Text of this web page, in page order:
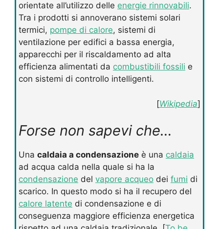
orientate all’utilizzo delle energie rinnovabili.
Tra i prodotti si annoverano sistemi solari
termici, pompe di calore, sistemi di
ventilazione per edifici a bassa energia,
apparecchi per il riscaldamento ad alta
efficienza alimentati da combustibili fossili e
con sistemi di controllo intelligenti.
[Wikipedia]
Forse non sapevi che…
Una caldaia a condensazione è una caldaia
ad acqua calda nella quale si ha la
condensazione del vapore acqueo dei fumi di
scarico. In questo modo si ha il recupero del
calore latente di condensazione e di
conseguenza maggiore efficienza energetica